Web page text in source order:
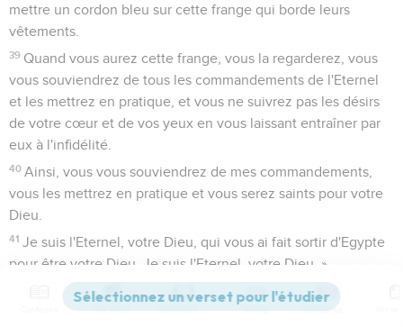
mettre un cordon bleu sur cette frange qui borde leurs
vêtements.
39 Quand vous aurez cette frange, vous la regarderez, vous
vous souviendrez de tous les commandements de l'Eternel
et les mettrez en pratique, et vous ne suivrez pas les désirs
de votre cœur et de vos yeux en vous laissant entraîner par
eux à l'infidélité.
40 Ainsi, vous vous souviendrez de mes commandements,
vous les mettrez en pratique et vous serez saints pour votre
Dieu.
41 Je suis l'Eternel, votre Dieu, qui vous ai fait sortir d'Egypte
pour être votre Dieu. Je suis l'Eternel, votre Dieu. »
Nombres 16
Versions Commentaires Strong